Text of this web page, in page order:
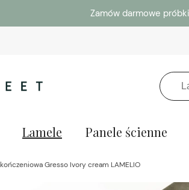
Zamów darmowe
Lamele Panele ścienne
Gresso Ivory cream LAMELIO